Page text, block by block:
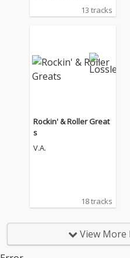
13 tracks
Rockin' & Roller Great
s
V.A.
18 tracks
View More